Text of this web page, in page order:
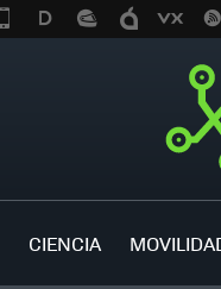
CIENCIA